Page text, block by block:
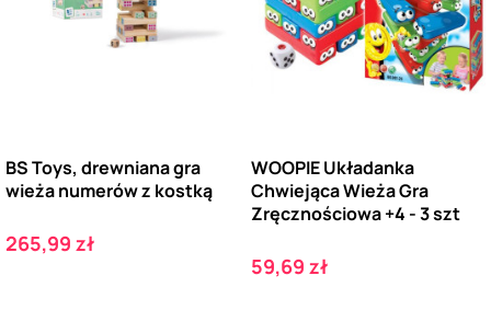
BS Toys, drewniana gra
wieża numerów z kostką
Cena
265,99 zł
WOOPIE Układanka
Chwiejąca Wieża Gra
Zręcznościowa +4 - 3 szt
Cena
59,69 zł